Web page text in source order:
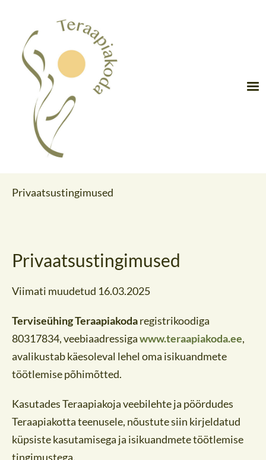
Privaatsustingimused
Privaatsustingimused
Viimati muudetud 16.03.2025
Terviseühing Teraapiakodaregistrikoodiga
80317834, veebiaadressigawww.teraapiakoda.ee,
avalikustab käesoleval lehel oma isikuandmete
töötlemise põhimõtted.
Kasutades Teraapiakoja veebilehte ja pöördudes
Teraapiakotta teenusele, nõustute siin kirjeldatud
küpsiste kasutamisega ja isikuandmete töötlemise
tingimustega.